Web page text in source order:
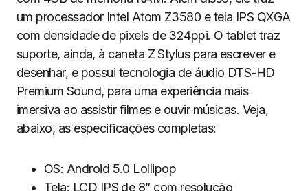
um processador Intel Atom Z3580 e tela IPS QXGA
com densidade de pixels de 324ppi. O tablet traz
suporte, ainda, à caneta Z Stylus para escrever e
desenhar, e possui tecnologia de áudio DTS-HD
Premium Sound, para uma experiência mais
imersiva ao assistir filmes e ouvir músicas. Veja,
abaixo, as especificações completas:
OS: Android 5.0 Lollipop
Tela: LCD IPS de 8” com resolução